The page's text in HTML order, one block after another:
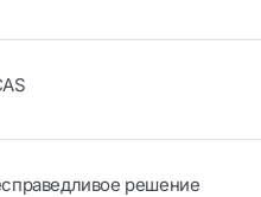
решение